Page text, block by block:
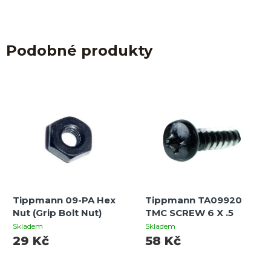
Podobné produkty
Tippmann 09-PA Hex
Nut (Grip Bolt Nut)
Skladem
29 Kč
Tippmann TA09920
TMC SCREW 6 X .5
Skladem
58 Kč